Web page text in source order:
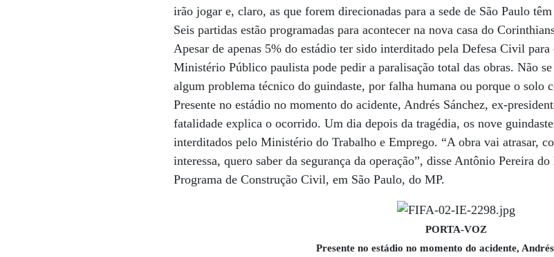
irão jogar e, claro, as que forem direcionadas para a sede de São Paulo
Seis partidas estão programadas para acontecer na nova casa do
Apesar de apenas 5% do estádio ter sido interditado pela Defesa Civil
Ministério Público paulista pode pedir a paralisação total das obras. Não
algum problema técnico do guindaste, por falha humana ou porque o solo
Presente no estádio no momento do acidente, Andrés Sánchez, ex-
fatalidade explica o ocorrido. Um dia depois da tragédia, os nove
interditados pelo Ministério do Trabalho e Emprego. “A obra vai atrasar,
interessa, quero saber da segurança da operação”, disse Antônio Pereira
Programa de Construção Civil, em São Paulo, do MP.
PORTA-VOZ
Presente no estádio no momento do acidente,